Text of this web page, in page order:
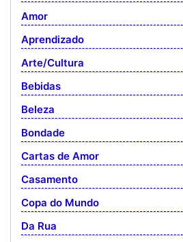
Amor
Aprendizado
Arte/Cultura
Bebidas
Beleza
Bondade
Cartas de Amor
Casamento
Copa do Mundo
Da Rua